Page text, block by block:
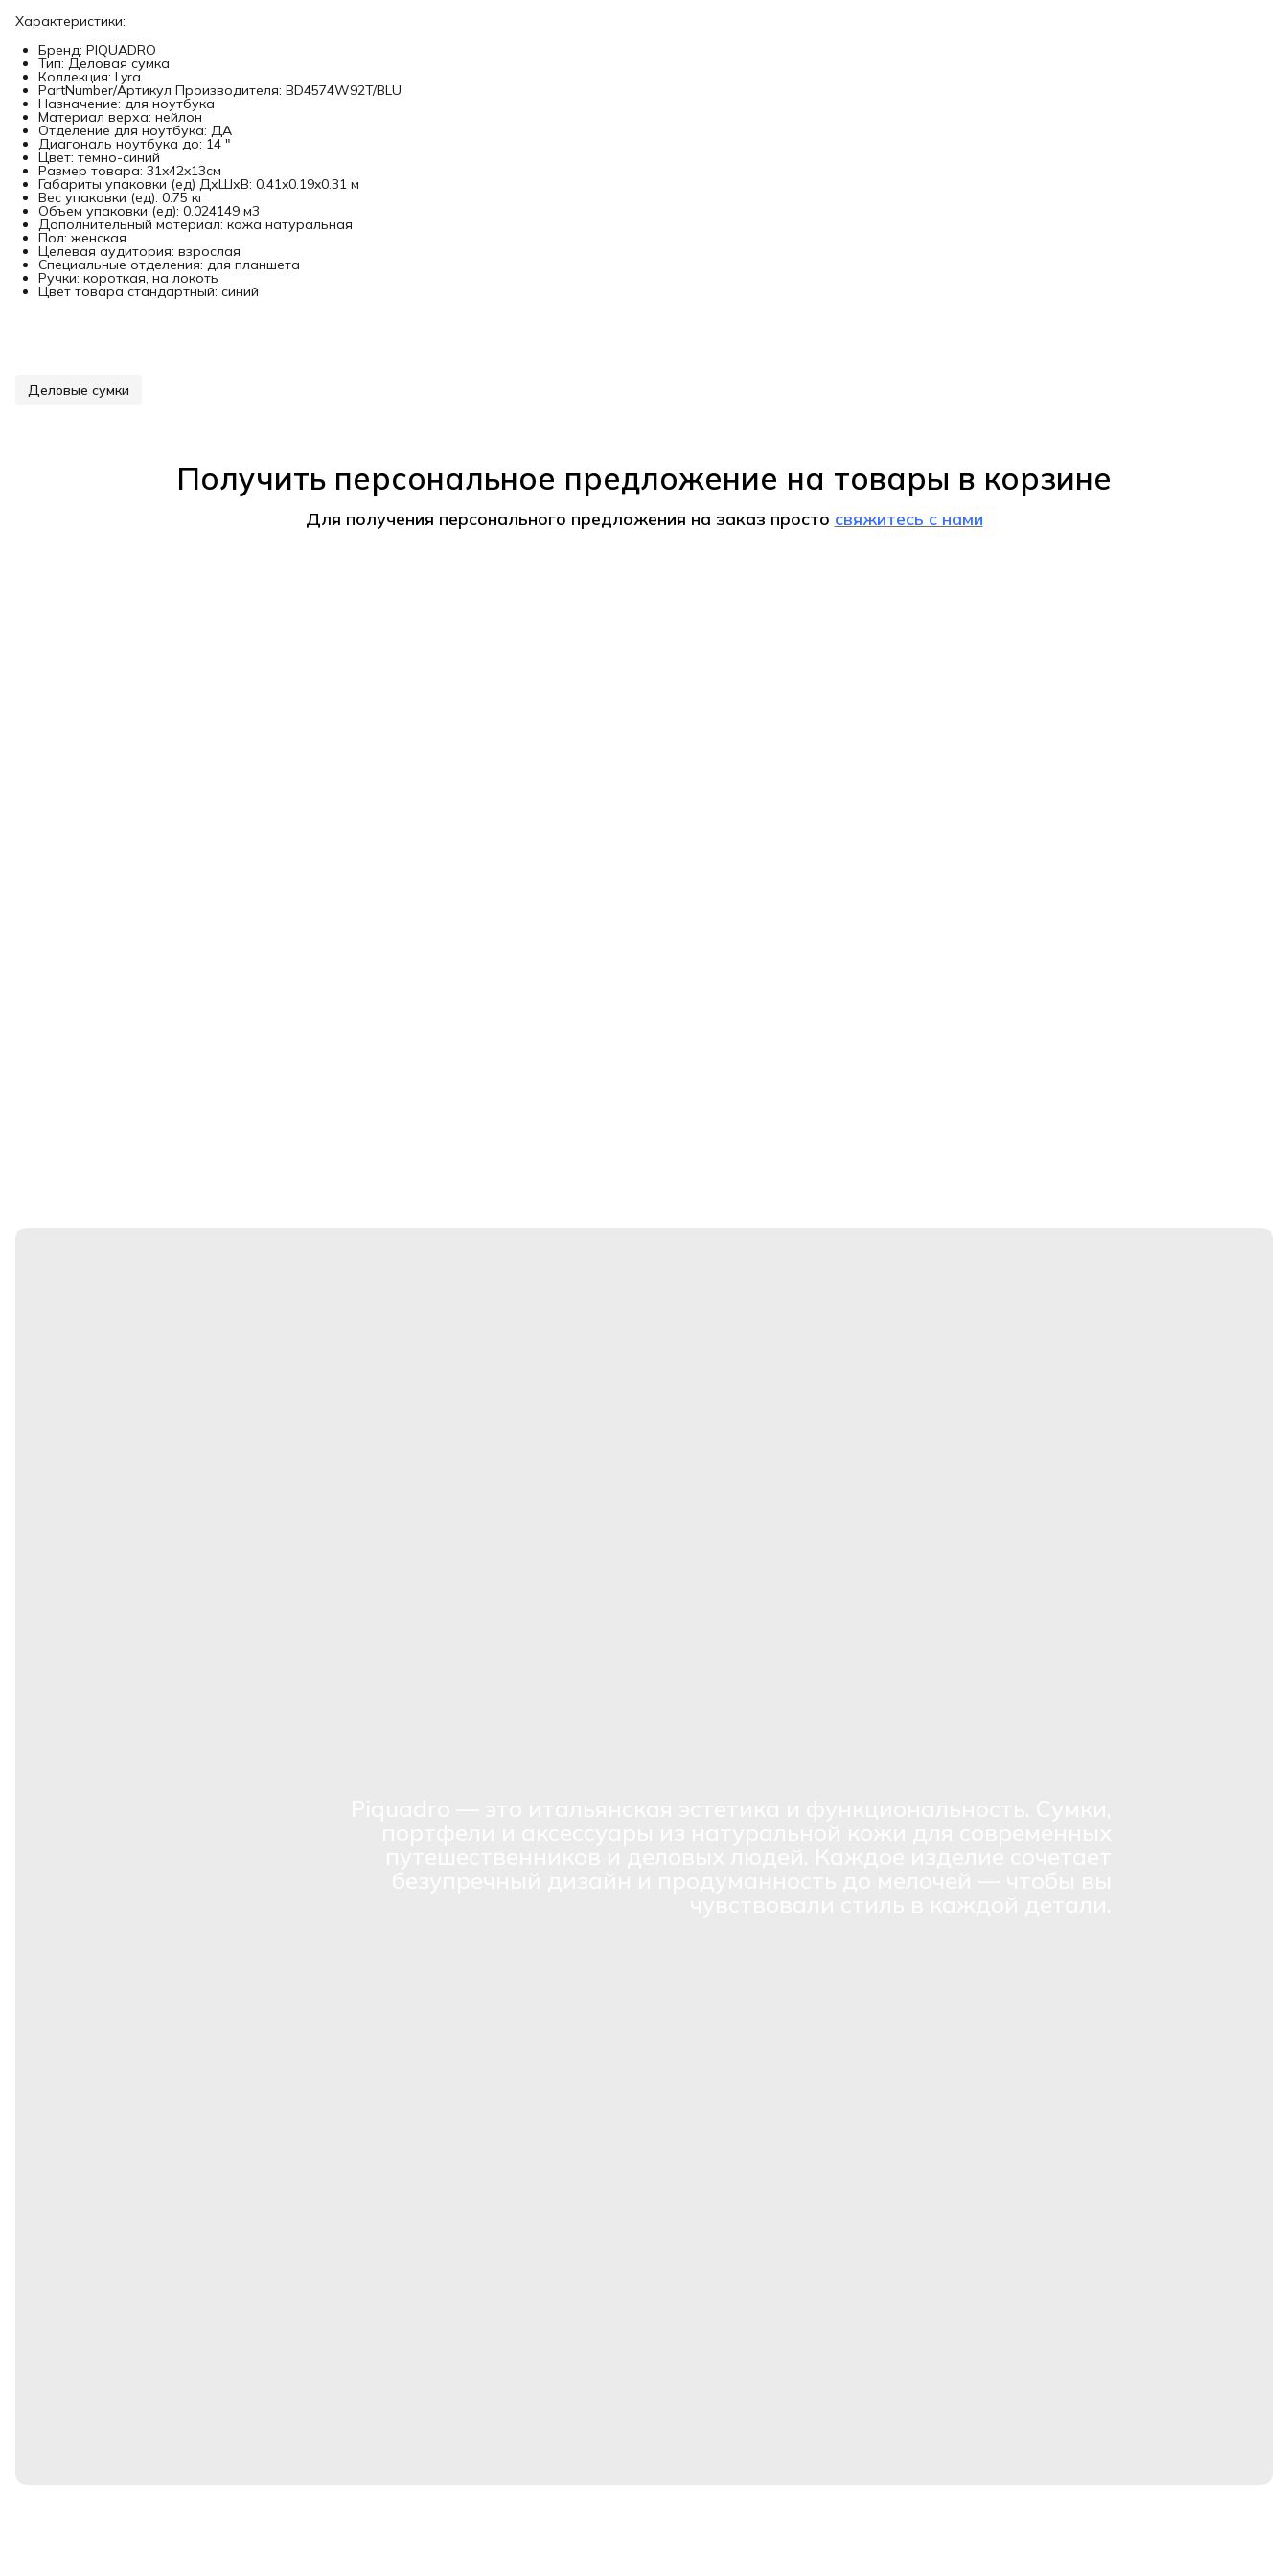
Характеристики:
Бренд: PIQUADRO
Тип: Деловая сумка
Коллекция: Lyra
PartNumber/Артикул Производителя: BD4574W92T/BLU
Назначение: для ноутбука
Материал верха: нейлон
Отделение для ноутбука: ДА
Диагональ ноутбука до: 14 "
Цвет: темно-синий
Размер товара: 31x42x13см
Габариты упаковки (ед) ДхШхВ: 0.41x0.19x0.31 м
Вес упаковки (ед): 0.75 кг
Объем упаковки (ед): 0.024149 м3
Дополнительный материал: кожа натуральная
Пол: женская
Целевая аудитория: взрослая
Специальные отделения: для планшета
Ручки: короткая, на локоть
Цвет товара стандартный: синий
Деловые сумки
Получить персональное предложение на товары в корзине
Для получения персонального предложения на заказ просто свяжитесь с нами